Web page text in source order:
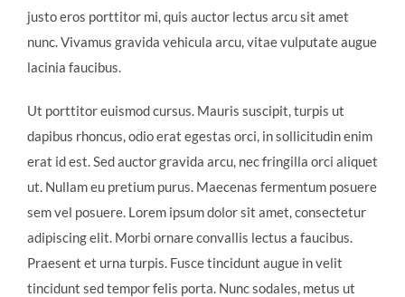
justo eros porttitor mi, quis auctor lectus arcu sit amet
nunc. Vivamus gravida vehicula arcu, vitae vulputate augue
lacinia faucibus.
Ut porttitor euismod cursus. Mauris suscipit, turpis ut
dapibus rhoncus, odio erat egestas orci, in sollicitudin enim
erat id est. Sed auctor gravida arcu, nec fringilla orci aliquet
ut. Nullam eu pretium purus. Maecenas fermentum posuere
sem vel posuere. Lorem ipsum dolor sit amet, consectetur
adipiscing elit. Morbi ornare convallis lectus a faucibus.
Praesent et urna turpis. Fusce tincidunt augue in velit
tincidunt sed tempor felis porta. Nunc sodales, metus ut